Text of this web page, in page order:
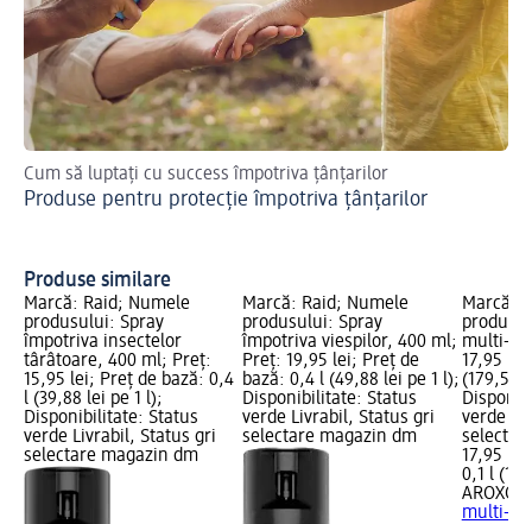
Cum să luptați cu success împotriva țânțarilor
Produse pentru protecție împotriva țânțarilor
Produse similare
Marcă: Raid; Numele
produsului: Spray
împotriva insectelor
târâtoare, 400 ml; Preț:
15,95 lei; Preț de bază: 0,4
l (39,88 lei pe 1 l);
Disponibilitate: Status
verde Livrabil, Status gri
selectare magazin dm
Marcă: Raid; Numele
produsului: Spray
împotriva viespilor, 400 ml;
Preț: 19,95 lei; Preț de
bază: 0,4 l (49,88 lei pe 1 l);
Disponibilitate: Status
verde Livrabil, Status gri
selectare magazin dm
Marcă:
multi-
17,95
(179,50
verde
17,95 lei
0,1 l
AROXOL
multi-